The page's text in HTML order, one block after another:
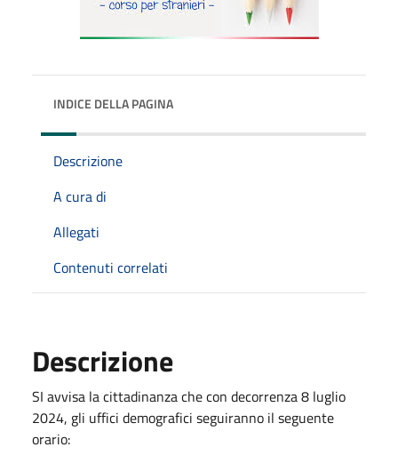
INDICE DELLA PAGINA
Descrizione
A cura di
Allegati
Contenuti correlati
Descrizione
SI avvisa la cittadinanza che con decorrenza 8 luglio
2024, gli uffici demografici seguiranno il seguente
orario: